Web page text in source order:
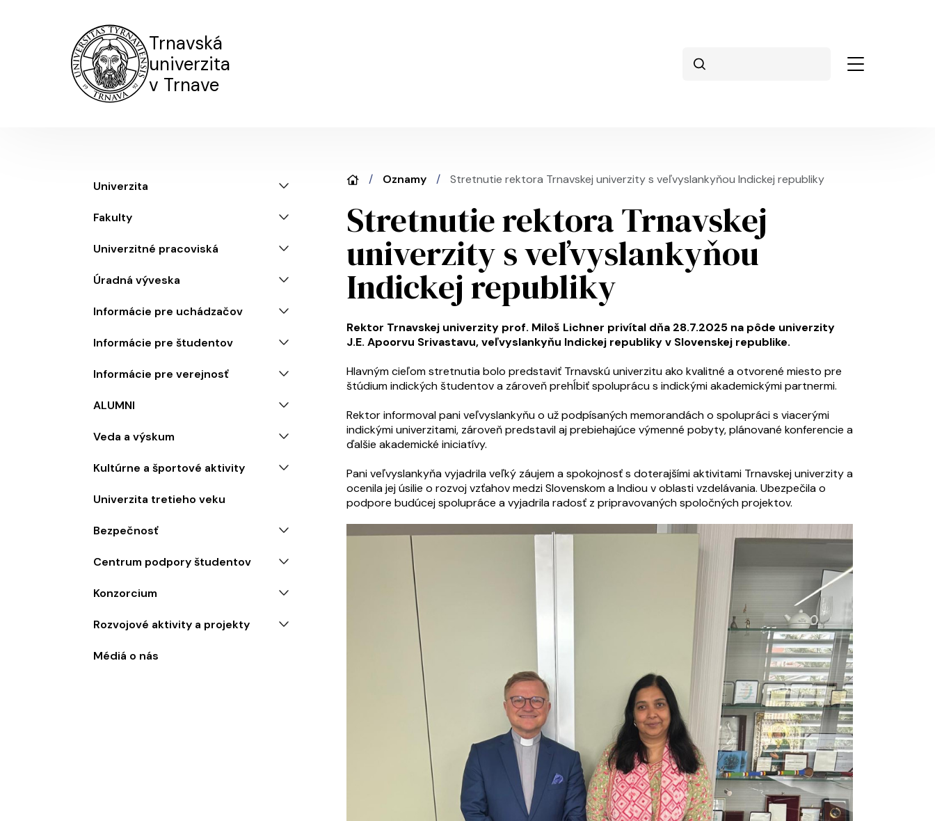
Trnavská
univerzita
v Trnave
Oznamy Stretnutie rektora Trnavskej univerzity s veľvyslankyňou Indickej republiky
Stretnutie rektora Trnavskej
univerzity s veľvyslankyňou
Indickej republiky
Rektor Trnavskej univerzity prof. Miloš Lichner privítal dňa 28.7.2025 na pôde univerzity
J.E. Apoorvu Srivastavu, veľvyslankyňu Indickej republiky v Slovenskej republike.
Hlavným cieľom stretnutia bolo predstaviť Trnavskú univerzitu ako kvalitné a otvorené miesto pre
štúdium indických študentov a zároveň prehĺbiť spoluprácu s indickými akademickými partnermi.
Rektor informoval pani veľvyslankyňu o už podpísaných memorandách o spolupráci s viacerými
indickými univerzitami, zároveň predstavil aj prebiehajúce výmenné pobyty, plánované konferencie a
ďalšie akademické iniciatívy.
Pani veľvyslankyňa vyjadrila veľký záujem a spokojnosť s doterajšími aktivitami Trnavskej univerzity a
ocenila jej úsilie o rozvoj vzťahov medzi Slovenskom a Indiou v oblasti vzdelávania. Ubezpečila o
podpore budúcej spolupráce a vyjadrila radosť z pripravovaných spoločných projektov.
Menu
Univerzita
Fakulty
Univerzitné pracoviská
Úradná výveska
Informácie pre uchádzačov
Informácie pre študentov
Informácie pre verejnosť
ALUMNI
Veda a výskum
Kultúrne a športové aktivity
Univerzita tretieho veku
Bezpečnosť
Centrum podpory študentov
Konzorcium
Rozvojové aktivity a projekty
Médiá o nás